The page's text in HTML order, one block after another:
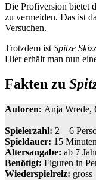
Die Profiversion bietet
zu vermeiden. Das ist
Versuchen.
Trotzdem ist Spitze
Hier erhält man nun
Fakten zu
Autoren: Anja Wrede,
Spielerzahl: 2 – 6
Spieldauer: 15 Minuten
Altersangabe: ab 7
Benötigt: Figuren in
Wiederspielreiz: gross